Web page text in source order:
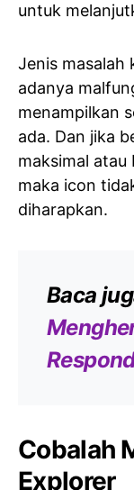
untuk
Jenis masalah
adanya
menampilkan
ada. Dan jika
maksimal
maka icon
diharapkan.
Baca
Cobalah
Explorer